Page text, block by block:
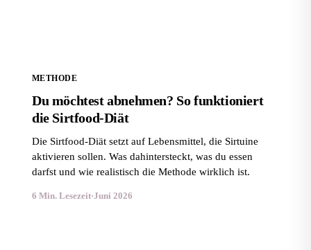
METHODE
Du möchtest abnehmen? So funktioniert
die Sirtfood-Diät
Die Sirtfood-Diät setzt auf Lebensmittel, die Sirtuine
aktivieren sollen. Was dahintersteckt, was du essen
darfst und wie realistisch die Methode wirklich ist.
6 Min. Lesezeit·Juni 2026